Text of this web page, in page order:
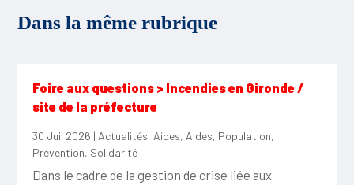
Dans la même rubrique
Foire aux questions > Incendies en Gironde /
site de la préfecture
30 Juil 2026 | Actualités, Aides, Aides, Population,
Prévention, Solidarité
Dans le cadre de la gestion de crise liée aux